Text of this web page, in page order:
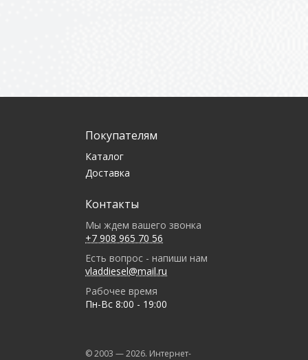
Покупателям
Каталог
Доставка
Контакты
Мы ждем вашего звонка
+7 908 965 70 56
Есть вопрос - напиши нам
vladdiesel@mail.ru
Рабочее время
Пн-Вс 8:00 - 19:00
© 2003 —2026. Интернет-